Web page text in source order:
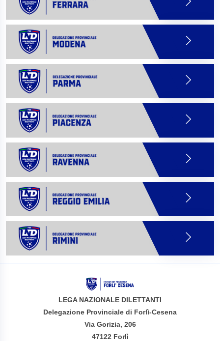
LEGA NAZIONALE DILETTANTI
Delegazione Provinciale di Forlì-Cesena
Via Gorizia, 206
47122 Forlì